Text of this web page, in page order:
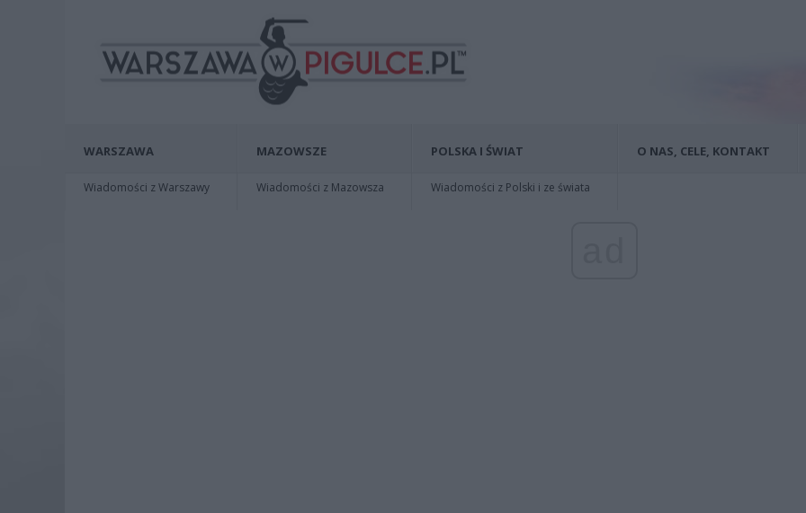
WARSZAWA
Wiadomości z Warszawy
MAZOWSZE
Wiadomości z Mazowsza
POLSKA I ŚWIAT
Wiadomości z Polski i ze świata
O NAS, CELE, KONTAKT